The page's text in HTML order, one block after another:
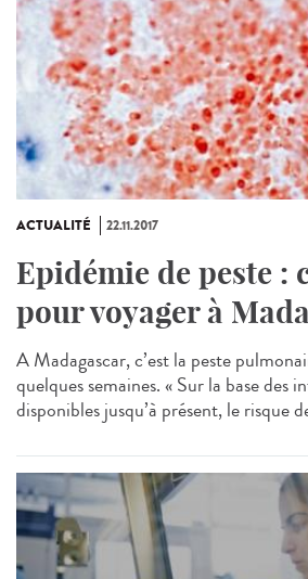
ACTUALITÉ 22.11.2017
Epidémie de peste :
pour voyager à
A Madagascar, c’est la peste
quelques semaines. « Sur la base des
disponibles jusqu’à présent, le risque